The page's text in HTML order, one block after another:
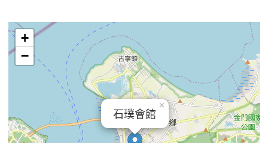
石璞會館
×
+
−